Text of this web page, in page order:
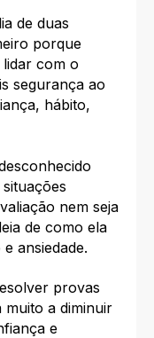
de duas
porque
com o
segurança ao
hábito,
nem seja
de como ela
ansiedade.
provas
muito a diminuir
e